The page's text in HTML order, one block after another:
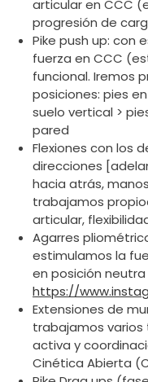
articular en CCC
progresión de
Pike push up: con
fuerza en CCC
funcional. Iremos
posiciones: pies
suelo vertical >
pared
Flexiones con los
direcciones
hacia atrás,
trabajamos
articular,
Agarres
estimulamos la
en posición neutra
https://
Extensiones de
trabajamos varios
activa y
Cinética Abierta